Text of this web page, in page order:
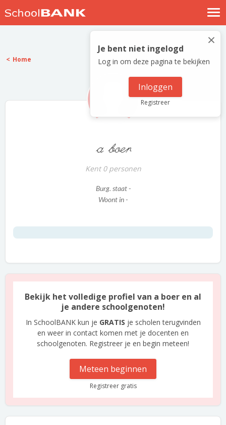
Nostalgische verhalen
Log in
Meld je gratis aan
×
Je bent niet ingelogd
Log in om deze pagina te bekijken
Inloggen
Registreer
Home
a boer
Kent 0 personen
Burg. staat -
Woont in -
Bekijk het volledige profiel van a boer en al
je andere schoolgenoten!
In SchoolBANK kun je GRATIS je scholen terugvinden
en weer in contact komen met je docenten en
schoolgenoten. Registreer je en begin meteen!
Meteen beginnen
Registreer gratis